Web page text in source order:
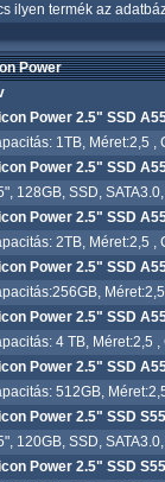
ilyen termék az
Power
Power 2.5" SSD
1TB, Méret:2,5 ,
Power 2.5" SSD
128GB, SSD,
Power 2.5" SSD
2TB, Méret:2,5 ,
Power 2.5" SSD
Méret:2,5
Power 2.5" SSD
4 TB, Méret:2,5 ,
Power 2.5" SSD
512GB,
Power 2.5" SSD
120GB, SSD,
Power 2.5" SSD